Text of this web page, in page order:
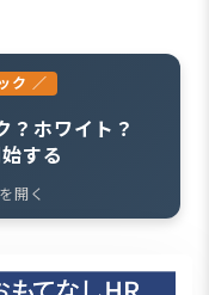
ク ／
？ホワイト？
する
開く